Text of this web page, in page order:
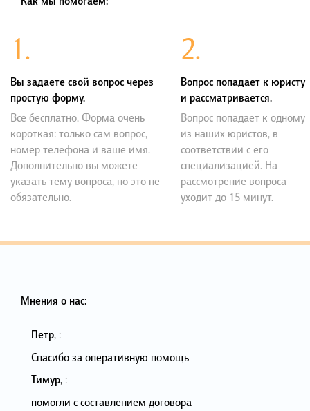
1.
Вы задаете свой вопрос через
простую форму.
Все бесплатно. Форма очень
короткая: только сам вопрос,
номер телефона и ваше имя.
Дополнительно вы можете
указать тему вопроса, но это не
обязательно.
2.
Вопрос попадает к юристу
и рассматривается.
Вопрос попадает к одному
из наших юристов, в
соответствии с его
специализацией. На
рассмотрение вопроса
уходит до 15 минут.
Мнения о нас:
Петр, :
Спасибо за оперативную помощь
Тимур, :
помогли с составлением договора